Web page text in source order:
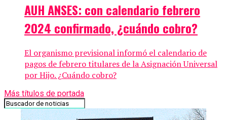
AUH ANSES: con calendario febrero
2024 confirmado, ¿cuándo cobro?
El organismo previsional informó el calendario de
pagos de febrero titulares de la Asignación Universal
por Hijo. ¿Cuándo cobro?
Más títulos de portada